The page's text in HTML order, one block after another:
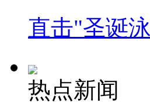
直击"圣诞
热点新闻